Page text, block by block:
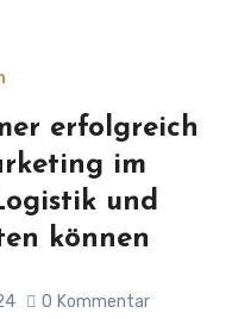
erfolgreich
im
und
können
0 Kommentar